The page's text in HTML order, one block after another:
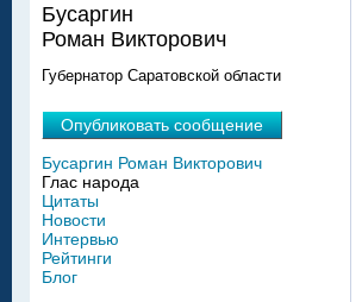
Бусаргин
Роман Викторович
Губернатор Саратовской области
Опубликовать сообщение
Бусаргин Роман Викторович
Глас народа
Цитаты
Новости
Интервью
Рейтинги
Блог